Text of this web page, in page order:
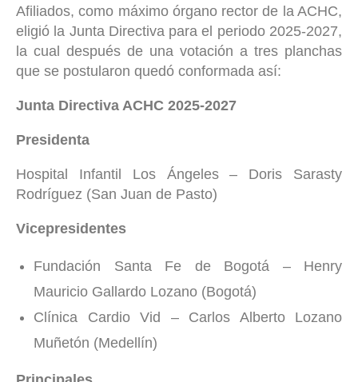
Afiliados, como máximo órgano rector de la ACHC,
eligió la Junta Directiva para el periodo 2025-2027,
la cual después de una votación a tres planchas
que se postularon quedó conformada así:
Junta Directiva ACHC 2025-2027
Presidenta
Hospital Infantil Los Ángeles – Doris Sarasty
Rodríguez (San Juan de Pasto)
Vicepresidentes
Fundación Santa Fe de Bogotá – Henry
Mauricio Gallardo Lozano (Bogotá)
Clínica Cardio Vid – Carlos Alberto Lozano
Muñetón (Medellín)